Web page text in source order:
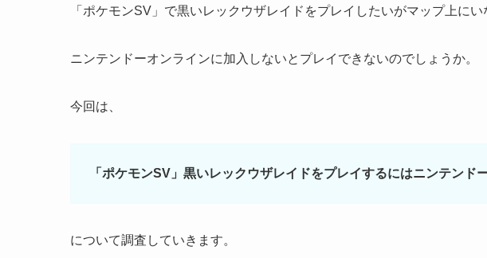
「ポケモンSV」で黒いレックウザレイドをプレイしたいがマップ上に
ニンテンドーオンラインに加入しないとプレイできないのでしょうか。
今回は、
「ポケモンSV」黒いレックウザレイドをプレイするにはニンテンド
について調査していきます。